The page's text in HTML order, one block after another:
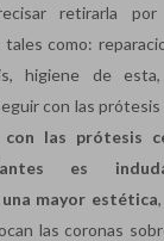
retirarla por
tales como:
higiene de
con las prótesis
con las prótesis
es
mayor estética
las coronas